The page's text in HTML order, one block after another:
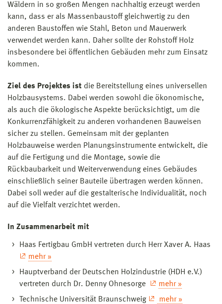
Wäldern in so großen Mengen nachhaltig erzeugt werden
kann, dass er als Massenbaustoff gleichwertig zu den
anderen Baustoffen wie Stahl, Beton und Mauerwerk
verwendet werden kann. Daher sollte der Rohstoff Holz
insbesondere bei öffentlichen Gebäuden mehr zum Einsatz
kommen.
Ziel des Projektes ist die Bereitstellung eines universellen
Holzbausystems. Dabei werden sowohl die ökonomische,
als auch die ökologische Aspekte berücksichtigt, um die
Konkurrenzfähigkeit zu anderen vorhandenen Bauweisen
sicher zu stellen. Gemeinsam mit der geplanten
Holzbauweise werden Planungsinstrumente entwickelt, die
auf die Fertigung und die Montage, sowie die
Rückbaubarkeit und Weiterverwendung eines Gebäudes
einschließlich seiner Bauteile übertragen werden können.
Dabei soll weder auf die gestalterische Individualität, noch
auf die Vielfalt verzichtet werden.
In Zusammenarbeit mit
Haas Fertigbau GmbH vertreten durch Herr Xaver A. Haas
mehr »
Hauptverband der Deutschen Holzindustrie (HDH e.V.)
vertreten durch Dr. Denny Ohnesorge
mehr »
Technische Universität Braunschweig
mehr »